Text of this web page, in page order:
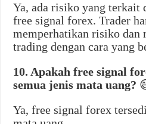
Ya, ada risiko yang terkait
free signal forex. Trader
memperhatikan risiko dan
trading dengan cara yang
10. Apakah free signal
semua jenis mata uang?
Ya, free signal forex